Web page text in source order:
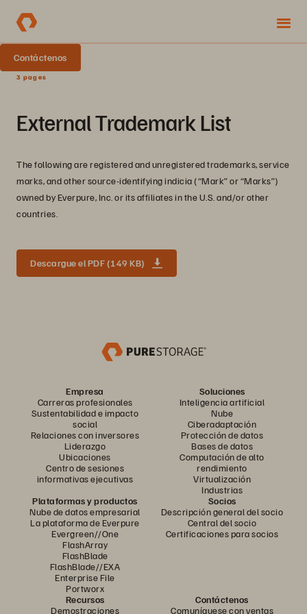
Contáctenos
3 pages
External Trademark List
The following are registered and unregistered trademarks, service
marks, and other source-identifying indicia (“Mark” or “Marks”)
owned by Everpure, Inc. or its affiliates in the U.S. and/or other
countries.
Descargue el PDF (149 KB)
Empresa
Carreras profesionales
Sustentabilidad e impacto
social
Relaciones con inversores
Liderazgo
Ubicaciones
Centro de sesiones
informativas ejecutivas
Soluciones
Inteligencia artificial
Nube
Ciberadaptación
Protección de datos
Bases de datos
Computación de alto
rendimiento
Virtualización
Industrias
Plataformas y productos
Nube de datos empresarial
La plataforma de Everpure
Evergreen//One
FlashArray
FlashBlade
FlashBlade//EXA
Enterprise File
Portworx
Socios
Descripción general del socio
Central del socio
Certificaciones para socios
Recursos
Demostraciones
Contáctenos
Comuníquese con ventas